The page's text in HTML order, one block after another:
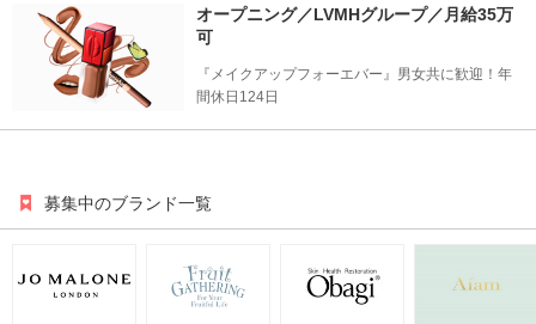
オープニング／LVMHグループ／月給35万
可
『メイクアップフォーエバー』男女共に歓迎！年
間休日124日
募集中のブランド一覧